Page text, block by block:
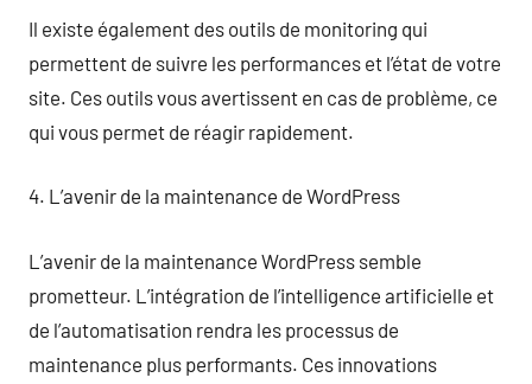
Il existe également des outils de monitoring qui
permettent de suivre les performances et l’état de votre
site. Ces outils vous avertissent en cas de problème, ce
qui vous permet de réagir rapidement.
4. L’avenir de la maintenance de WordPress
L’avenir de la maintenance WordPress semble
prometteur. L’intégration de l’intelligence artificielle et
de l’automatisation rendra les processus de
maintenance plus performants. Ces innovations